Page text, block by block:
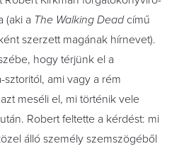
(aki a The Walking Deadcímű
szerzett magának hírnevet).
hogy térjünk el a
ami vagy a rém
meséli el, mi történik vele
Robert feltette a kérdést: mi
álló személy szemszögéből